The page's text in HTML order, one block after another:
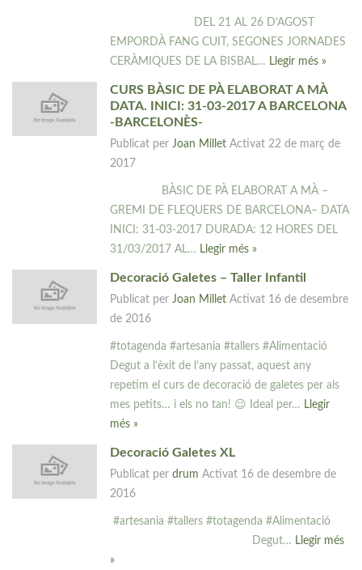
DEL 21 AL 26 D’AGOST
EMPORDÀ FANG CUIT, SEGONES JORNADES
CERÀMIQUES DE LA BISBAL… Llegir més »
CURS BÀSIC DE PÀ ELABORAT A MÀ
DATA. INICI: 31-03-2017 A BARCELONA
-BARCELONÈS-
Publicat perJoan Millet Activat22 de març de
2017
BÀSIC DE PÀ ELABORAT A MÀ –
GREMI DE FLEQUERS DE BARCELONA– DATA
INICI: 31-03-2017 DURADA: 12 HORES DEL
31/03/2017 AL… Llegir més »
Decoració Galetes – Taller Infantil
Publicat perJoan Millet Activat 16 de desembre
de 2016
#totagenda #artesania #tallers #Alimentació
Degut a l’èxit de l’any passat, aquest any
repetim el curs de decoració de galetes per als
mes petits… i els no tan! 😉 Ideal per… Llegir
més »
Decoració Galetes XL
Publicat perdrum Activat 16 de desembre de
2016
#artesania #tallers #totagenda #Alimentació
Degut… Llegir més
»